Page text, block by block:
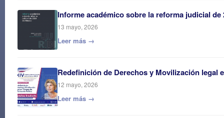
Informe académico sobre la reforma judicial de
13 mayo, 2026
Leer más →
Redefinición de Derechos y Movilización legal
12 mayo, 2026
Leer más →